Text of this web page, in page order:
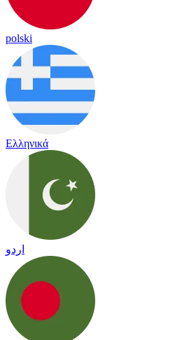
polski
Ελληνικά
اردو